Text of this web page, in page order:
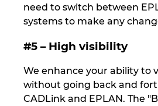
need to switch between
systems to make any
#5 – High visibility
We enhance your ability to
without going back and
CADLink and EPLAN. The
United Arab Emirates
United Kingdom
United States